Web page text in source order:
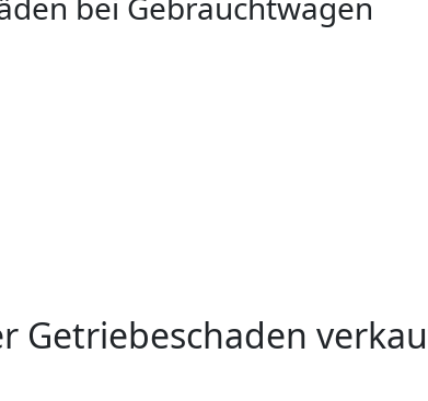
Getriebeschaden